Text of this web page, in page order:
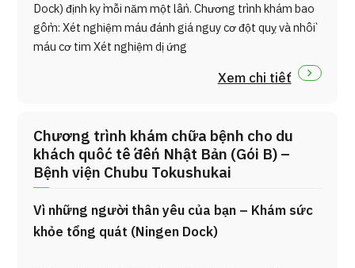
Dock) định kỳ mỗi năm một lần. Chương trình khám bao
gồm: Xét nghiệm máu đánh giá nguy cơ đột quỵ và nhồi
máu cơ tim Xét nghiệm dị ứng
Xem chi tiết
Chương trình khám chữa bệnh cho du
khách quốc tế đến Nhật Bản (Gói B) –
Bệnh viện Chubu Tokushukai
Vì những người thân yêu của bạn – Khám sức
khỏe tổng quát (Ningen Dock)